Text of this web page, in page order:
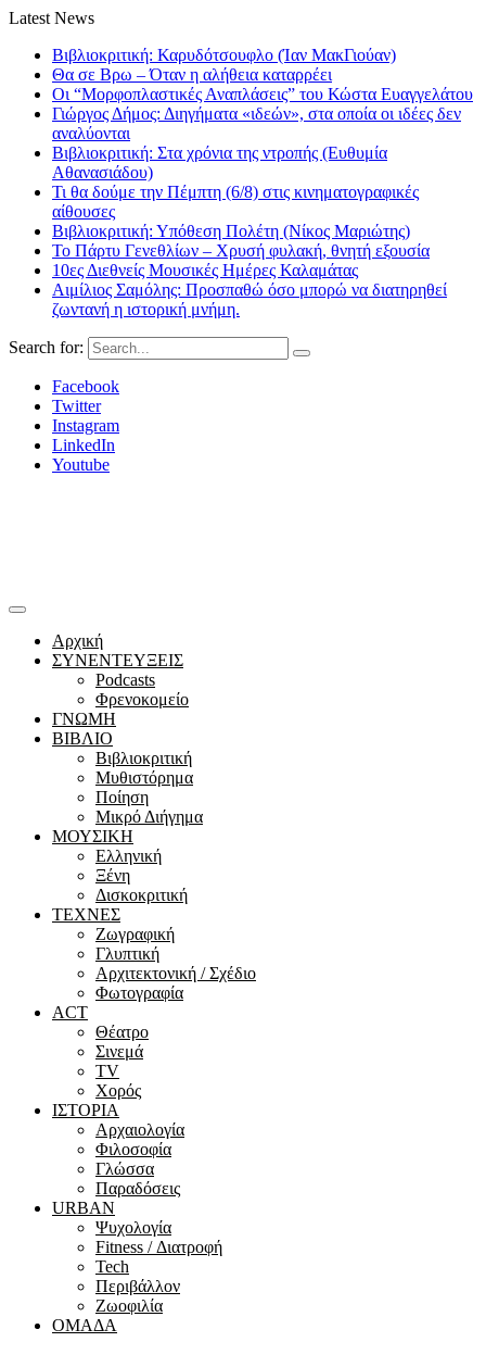
Latest News
Βιβλιοκριτική: Καρυδότσουφλο (Ίαν ΜακΓιούαν)
Θα σε Βρω – Όταν η αλήθεια καταρρέει
Οι “Μορφοπλαστικές Αναπλάσεις” του Κώστα Ευαγγελάτου
Γιώργος Δήμος: Διηγήματα «ιδεών», στα οποία οι ιδέες δεν
αναλύονται
Βιβλιοκριτική: Στα χρόνια της ντροπής (Ευθυμία
Αθανασιάδου)
Τι θα δούμε την Πέμπτη (6/8) στις κινηματογραφικές
αίθουσες
Βιβλιοκριτική: Υπόθεση Πολέτη (Νίκος Μαριώτης)
Το Πάρτυ Γενεθλίων – Χρυσή φυλακή, θνητή εξουσία
10ες Διεθνείς Μουσικές Ημέρες Καλαμάτας
Αιμίλιος Σαμόλης: Προσπαθώ όσο μπορώ να διατηρηθεί
ζωντανή η ιστορική μνήμη.
Search for:
Facebook
Twitter
Instagram
LinkedIn
Youtube
Αρχική
ΣΥΝΕΝΤΕΥΞΕΙΣ
Podcasts
Φρενοκομείο
ΓΝΩΜΗ
ΒΙΒΛΙΟ
Βιβλιοκριτική
Μυθιστόρημα
Ποίηση
Μικρό Διήγημα
ΜΟΥΣΙΚΗ
Ελληνική
Ξένη
Δισκοκριτική
ΤΕΧΝΕΣ
Ζωγραφική
Γλυπτική
Αρχιτεκτονική / Σχέδιο
Φωτογραφία
ACT
Θέατρο
Σινεμά
ΤV
Χορός
ΙΣΤΟΡΙΑ
Αρχαιολογία
Φιλοσοφία
Γλώσσα
Παραδόσεις
URBAN
Ψυχολογία
Fitness / Διατροφή
Tech
Περιβάλλον
Ζωοφιλία
ΟΜΑΔΑ